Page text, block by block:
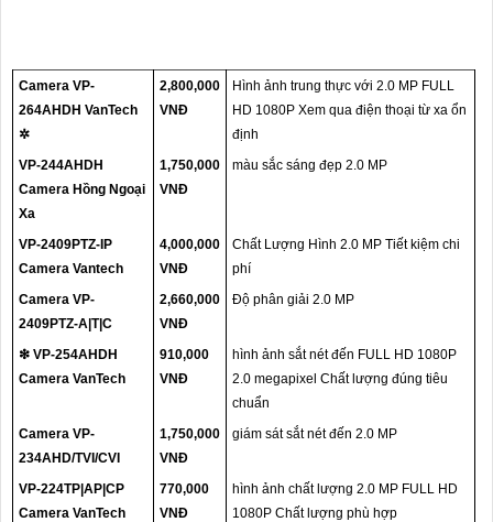
Camera VP-
264AHDH VanTech
✲
2,800,000
VNĐ
Hình ảnh trung thực với 2.0 MP FULL
HD 1080P Xem qua điện thoại từ xa ổn
định
VP-244AHDH
Camera Hồng Ngoại
Xa
1,750,000
VNĐ
màu sắc sáng đẹp 2.0 MP
VP-2409PTZ-IP
Camera Vantech
4,000,000
VNĐ
Chất Lượng Hình 2.0 MP Tiết kiệm chi
phí
Camera VP-
2409PTZ-A|T|C
2,660,000
VNĐ
Độ phân giải 2.0 MP
❇ VP-254AHDH
Camera VanTech
910,000
VNĐ
hình ảnh sắt nét đến FULL HD 1080P
2.0 megapixel Chất lượng đúng tiêu
chuẩn
Camera VP-
234AHD/TVI/CVI
1,750,000
VNĐ
giám sát sắt nét đến 2.0 MP
VP-224TP|AP|CP
Camera VanTech
770,000
VNĐ
hình ảnh chất lượng 2.0 MP FULL HD
1080P Chất lượng phù hợp